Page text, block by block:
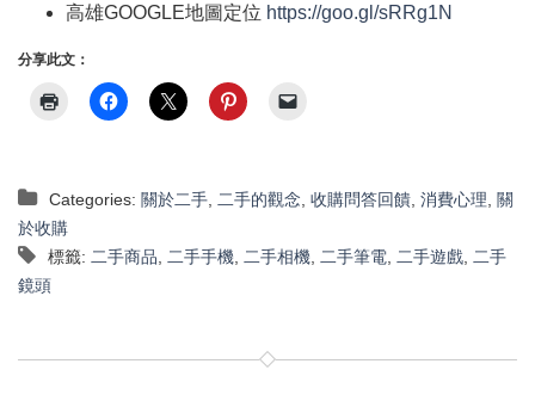
高雄GOOGLE地圖定位 https://goo.gl/sRRg1N
分享此文：
Categories: 關於二手 二手的觀念 收購問答回饋 消費心理
關
於收購
標籤: 二手商品 二手手機 二手相機 二手筆電 二手遊戲
二手
鏡頭